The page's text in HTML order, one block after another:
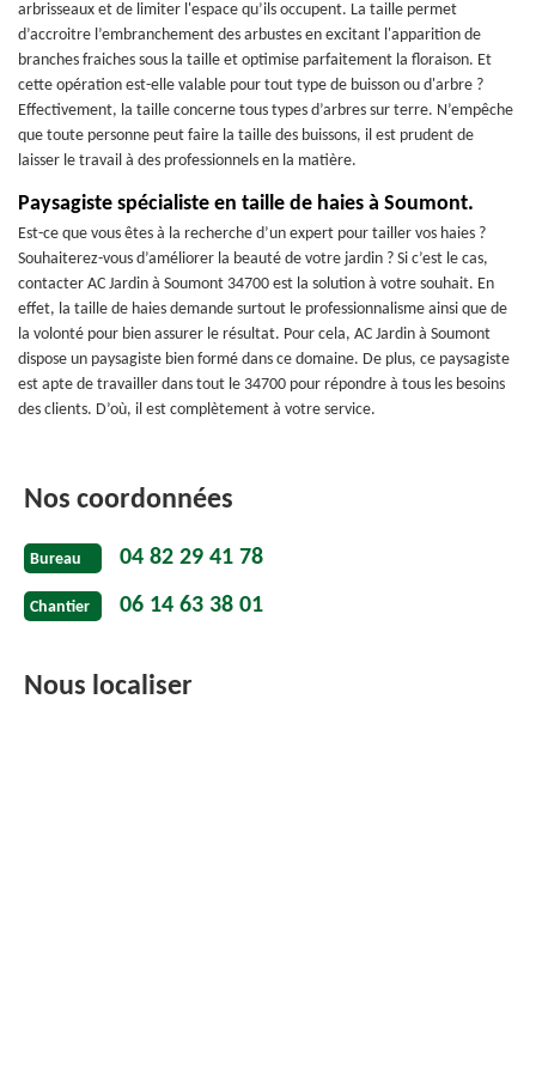
arbrisseaux et de limiter l'espace qu’ils occupent. La taille permet
d’accroitre l’embranchement des arbustes en excitant l'apparition de
branches fraiches sous la taille et optimise parfaitement la floraison. Et
cette opération est-elle valable pour tout type de buisson ou d'arbre ?
Effectivement, la taille concerne tous types d’arbres sur terre. N’empêche
que toute personne peut faire la taille des buissons, il est prudent de
laisser le travail à des professionnels en la matière.
Paysagiste spécialiste en taille de haies à Soumont.
Est-ce que vous êtes à la recherche d’un expert pour tailler vos haies ?
Souhaiterez-vous d’améliorer la beauté de votre jardin ? Si c’est le cas,
contacter AC Jardin à Soumont 34700 est la solution à votre souhait. En
effet, la taille de haies demande surtout le professionnalisme ainsi que de
la volonté pour bien assurer le résultat. Pour cela, AC Jardin à Soumont
dispose un paysagiste bien formé dans ce domaine. De plus, ce paysagiste
est apte de travailler dans tout le 34700 pour répondre à tous les besoins
des clients. D’où, il est complètement à votre service.
Nos coordonnées
Bureau 04 82 29 41 78
Chantier 06 14 63 38 01
Nous localiser